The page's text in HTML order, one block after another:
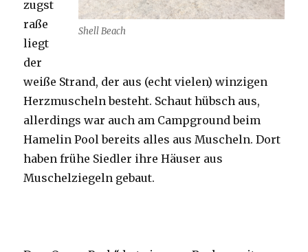
Shell Beach
zugst
raße
liegt
der
weiße Strand, der aus (echt vielen) winzigen
Herzmuscheln besteht. Schaut hübsch aus,
allerdings war auch am Campground beim
Hamelin Pool bereits alles aus Muscheln. Dort
haben frühe Siedler ihre Häuser aus
Muschelziegeln gebaut.